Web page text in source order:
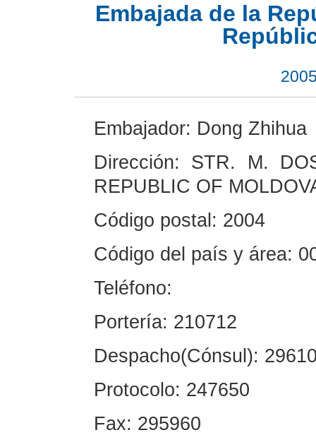
Embajada de la
Embajador: Dong Zhihua
Dirección: STR. M.
REPUBLIC OF
Código postal: 2004
Código del país y área:
Teléfono:
Portería: 210712
Despacho(Cónsul):
Protocolo: 247650
Fax: 295960